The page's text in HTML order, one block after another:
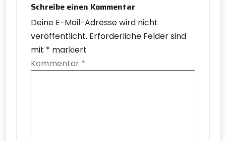
Schreibe einen Kommentar
Deine E-Mail-Adresse wird nicht
veröffentlicht. Erforderliche Felder sind
mit * markiert
Kommentar *